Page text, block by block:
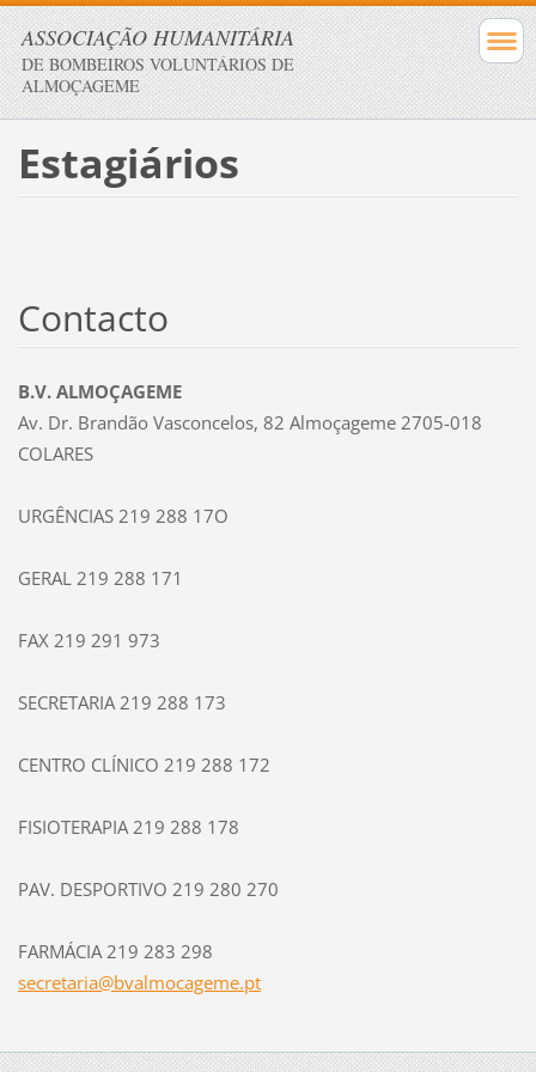
ASSOCIAÇÃO HUMANITÁRIA
DE BOMBEIROS VOLUNTÁRIOS DE
ALMOÇAGEME
Estagiários
Contacto
B.V. ALMOÇAGEME
Av. Dr. Brandão Vasconcelos, 82 Almoçageme 2705-018
COLARES
URGÊNCIAS 219 288 17O
GERAL 219 288 171
FAX 219 291 973
SECRETARIA 219 288 173
CENTRO CLÍNICO 219 288 172
FISIOTERAPIA 219 288 178
PAV. DESPORTIVO 219 280 270
FARMÁCIA 219 283 298
secretaria@bvalmocageme.pt